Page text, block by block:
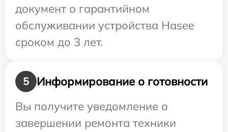
документ о гарантийном
обслуживании устройства Hasee
сроком до 3 лет.
5
Информирование о готовности
Вы получите уведомление о
завершении ремонта техники